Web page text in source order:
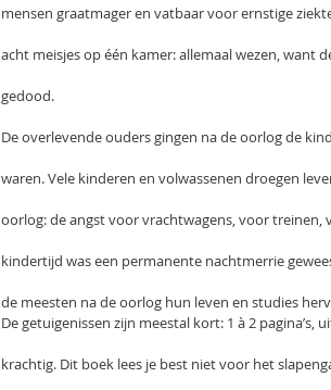
mensen graatmager en vatbaar voor ernstige
acht meisjes op één kamer: allemaal wezen, want
gedood.
De overlevende ouders gingen na de oorlog de
waren. Vele kinderen en volwassenen droegen
oorlog: de angst voor vrachtwagens, voor treinen,
kindertijd was een permanente nachtmerrie
de meesten na de oorlog hun leven en studies
De getuigenissen zijn meestal kort: 1 à 2 pagina’s,
krachtig. Dit boek lees je best niet voor het